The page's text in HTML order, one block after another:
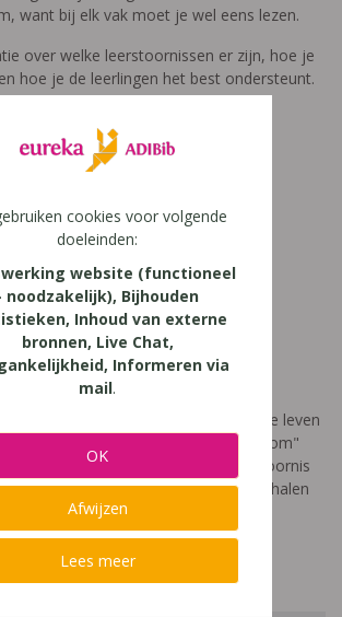
want bij elk vak moet je wel eens lezen.
over welke leerstoornissen er zijn, hoe je
hoe je de leerlingen het best ondersteunt.
DOM
gemaakt die toont hoe het is om te leven
De film met als titel: "Ik heet niet dom"
tonen dat de impact van een leerstoornis
wat je ziet in de klas. Je hoort verhalen
en ouders.
cookies voor volgende
doeleinden:
website (functioneel
noodzakelijk), Bijhouden
Inhoud van externe
bronnen, Live Chat,
Informeren via
mail.
OK
Afwijzen
Lees meer